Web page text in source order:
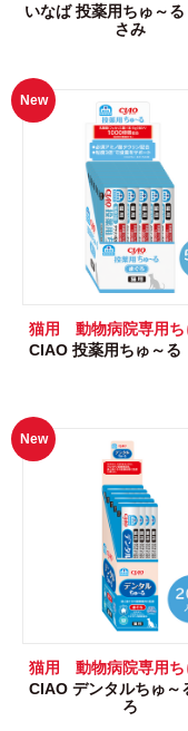
いなば 投薬用ちゅ～る
さみ
New
猫用 動物病院専用ち
CIAO 投薬用ちゅ～る
New
猫用 動物病院専用ち
CIAO デンタルちゅ～
ろ